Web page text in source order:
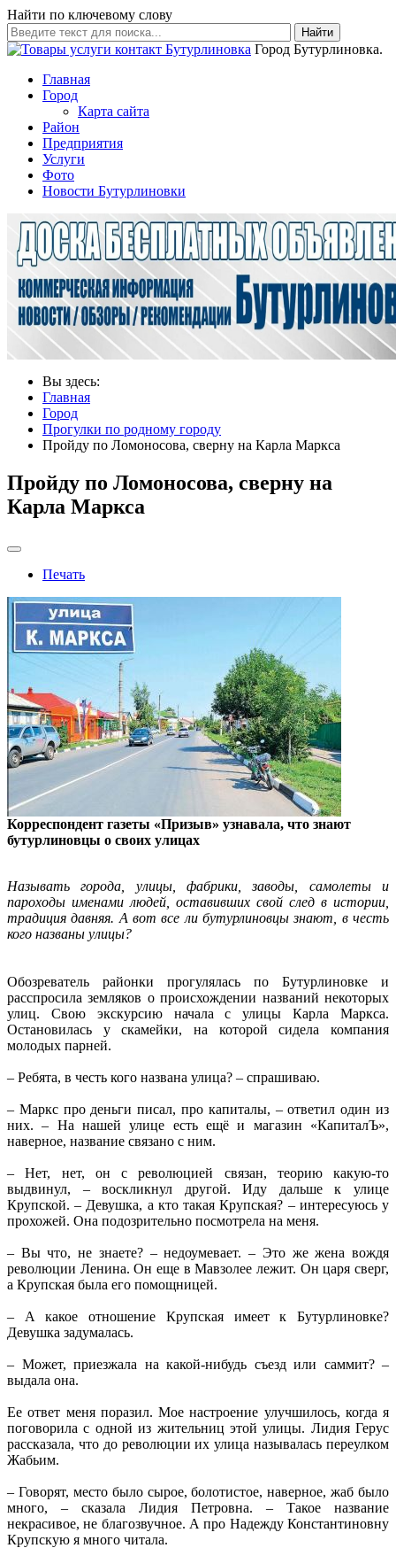
Найти по ключевому слову
Найти
Город Бутурлиновка.
Главная
Город
Карта сайта
Район
Предприятия
Услуги
Фото
Новости Бутурлиновки
Вы здесь:
Главная
Город
Прогулки по родному городу
Пройду по Ломоносова, сверну на Карла Маркса
Пройду по Ломоносова, сверну на
Карла Маркса
Печать
Корреспондент газеты «Призыв» узнавала, что знают
бутурлиновцы о своих улицах
Называть города, улицы, фабрики, заводы, самолеты и
пароходы именами людей, оставивших свой след в истории,
традиция давняя. А вот все ли бутурлиновцы знают, в честь
кого названы улицы?
Обозреватель районки прогулялась по Бутурлиновке и
расспросила земляков о происхождении названий некоторых
улиц. Свою экскурсию начала с улицы Карла Маркса.
Остановилась у скамейки, на которой сидела компания
молодых парней.
– Ребята, в честь кого названа улица? – спрашиваю.
– Маркс про деньги писал, про капиталы, – ответил один из
них. – На нашей улице есть ещё и магазин «КапиталЪ»,
наверное, название связано с ним.
– Нет, нет, он с революцией связан, теорию какую-то
выдвинул, – воскликнул другой. Иду дальше к улице
Крупской. – Девушка, а кто такая Крупская? – интересуюсь у
прохожей. Она подозрительно посмотрела на меня.
– Вы что, не знаете? – недоумевает. – Это же жена вождя
революции Ленина. Он еще в Мавзолее лежит. Он царя сверг,
а Крупская была его помощницей.
– А какое отношение Крупская имеет к Бутурлиновке?
Девушка задумалась.
– Может, приезжала на какой-нибудь съезд или саммит? –
выдала она.
Ее ответ меня поразил. Мое настроение улучшилось, когда я
поговорила с одной из жительниц этой улицы. Лидия Герус
рассказала, что до революции их улица называлась переулком
Жабьим.
– Говорят, место было сырое, болотистое, наверное, жаб было
много, – сказала Лидия Петровна. – Такое название
некрасивое, не благозвучное. А про Надежду Константиновну
Крупскую я много читала.